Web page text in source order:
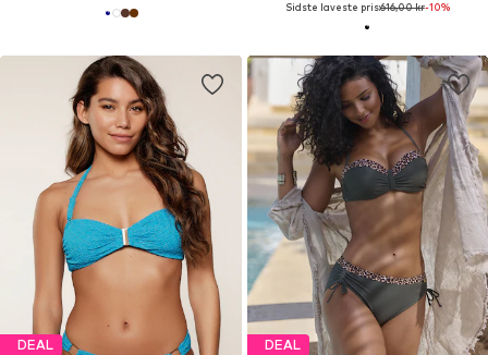
Sidste laveste pris:616,00 kr-10%
DEAL DEAL